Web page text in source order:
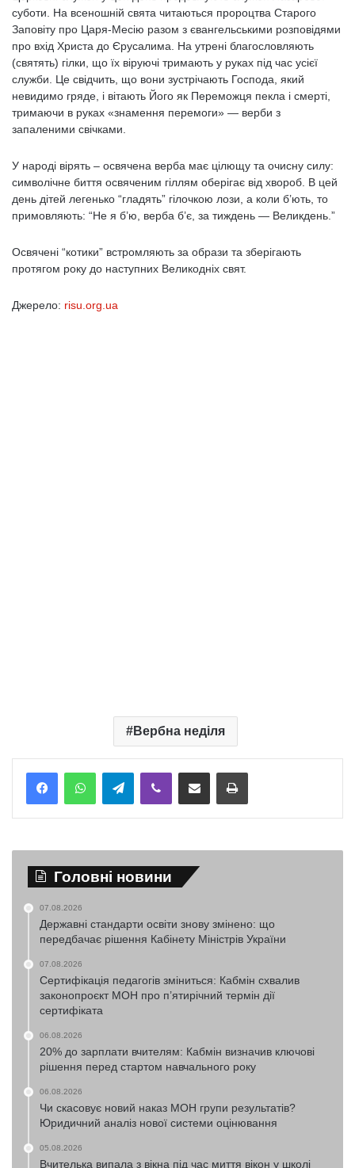
суботи. На всеношній свята читаються пророцтва Старого
Заповіту про Царя-Месію разом з євангельськими розповідями
про вхід Христа до Єрусалима. На утрені благословляють
(святять) гілки, що їх віруючі тримають у руках під час усієї
служби. Це свідчить, що вони зустрічають Господа, який
невидимо гряде, і вітають Його як Переможця пекла і смерті,
тримаючи в руках «знамення перемоги» — верби з
запаленими свічками.
У народі вірять – освячена верба має цілющу та очисну силу:
символічне биття освяченим гіллям оберігає від хвороб. В цей
день дітей легенько “гладять” гілочкою лози, а коли б’ють, то
примовляють: “Не я б’ю, верба б’є, за тиждень — Великдень.”
Освячені “котики” встромляють за образи та зберігають
протягом року до наступних Великодніх свят.
Джерело: risu.org.ua
Вербна неділя
TelegramViber Надіслати електронною поштоюНадрукувати
Головні новини
07.08.2026
Державні стандарти освіти знову змінено: що
передбачає рішення Кабінету Міністрів України
07.08.2026
Сертифікація педагогів зміниться: Кабмін схвалив
законопроєкт МОН про п’ятирічний термін дії
сертифіката
06.08.2026
20% до зарплати вчителям: Кабмін визначив ключові
рішення перед стартом навчального року
06.08.2026
Чи скасовує новий наказ МОН групи результатів?
Юридичний аналіз нової системи оцінювання
05.08.2026
Вчителька випала з вікна під час миття вікон у школі